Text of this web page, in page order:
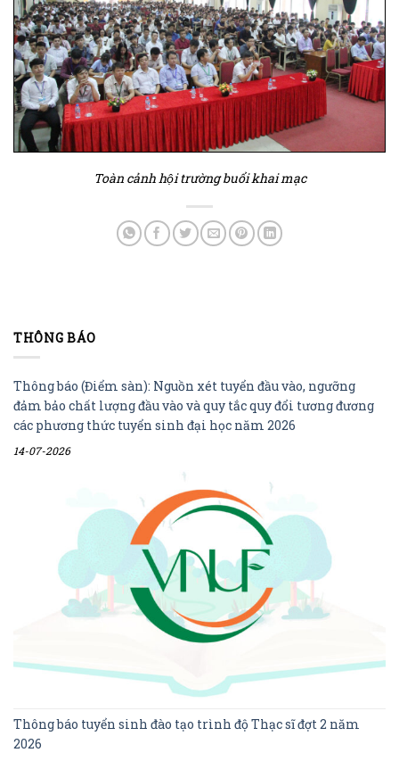
Toàn cảnh hội trường buổi khai mạc
THÔNG BÁO
Thông báo (Điểm sàn): Nguồn xét tuyển đầu vào, ngưỡng
đảm bảo chất lượng đầu vào và quy tắc quy đổi tương đương
các phương thức tuyển sinh đại học năm 2026
14-07-2026
Thông báo tuyển sinh đào tạo trình độ Thạc sĩ đợt 2 năm
2026